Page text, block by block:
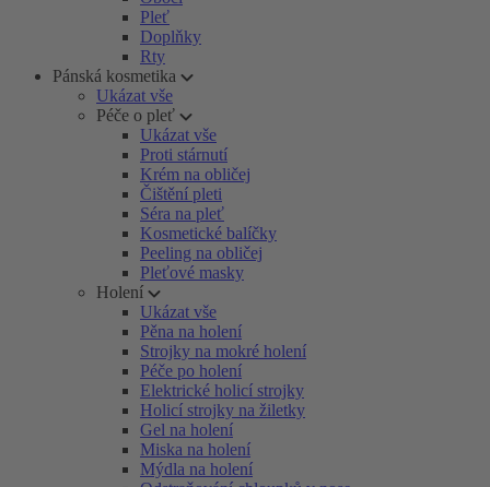
Pleť
Doplňky
Rty
Pánská kosmetika
Ukázat vše
Péče o pleť
Ukázat vše
Proti stárnutí
Krém na obličej
Čištění pleti
Séra na pleť
Kosmetické balíčky
Peeling na obličej
Pleťové masky
Holení
Ukázat vše
Pěna na holení
Strojky na mokré holení
Péče po holení
Elektrické holicí strojky
Holicí strojky na žiletky
Gel na holení
Miska na holení
Mýdla na holení